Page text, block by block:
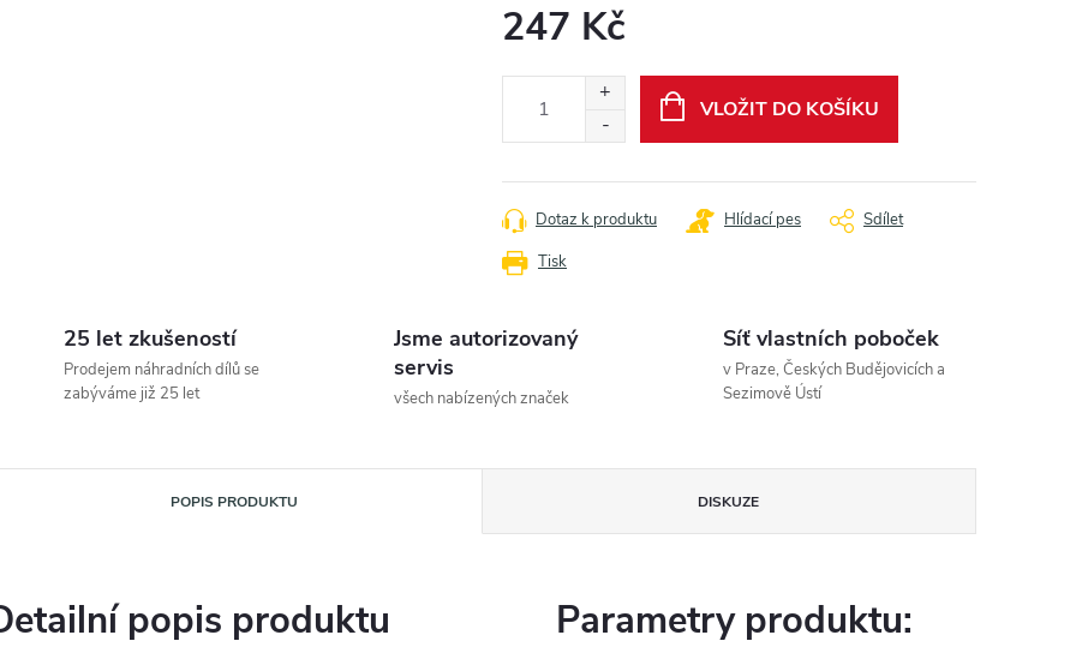
247 Kč
VLOŽIT DO KOŠÍKU
Tisk
Dotaz k produktu Hlídací pes Sdílet
25 let zkušeností
Prodejem náhradních dílů se
zabýváme již 25 let
Jsme autorizovaný
servis
všech nabízených značek
Síť vlastních poboček
v Praze, Českých Budějovicích a
Sezimově Ústí
POPIS PRODUKTU DISKUZE
popis produktu Parametry produktu: